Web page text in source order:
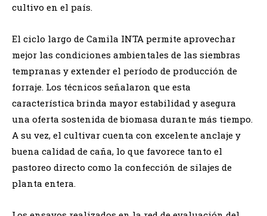
cultivo en el país.
El ciclo largo de Camila INTA permite aprovechar
mejor las condiciones ambientales de las siembras
tempranas y extender el período de producción de
forraje. Los técnicos señalaron que esta
característica brinda mayor estabilidad y asegura
una oferta sostenida de biomasa durante más tiempo.
A su vez, el cultivar cuenta con excelente anclaje y
buena calidad de caña, lo que favorece tanto el
pastoreo directo como la confección de silajes de
planta entera.